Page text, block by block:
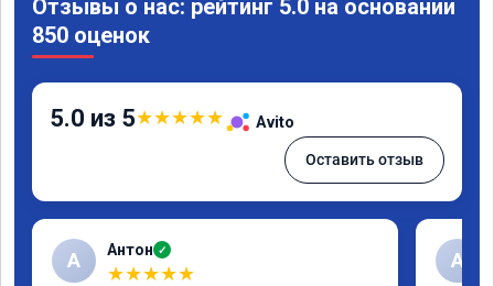
Отзывы о нас: рейтинг 5.0 на основании
850 оценок
5.0 из 5★★★★★ Avito
Оставить отзыв
А Антон ✓
★★★★★
A